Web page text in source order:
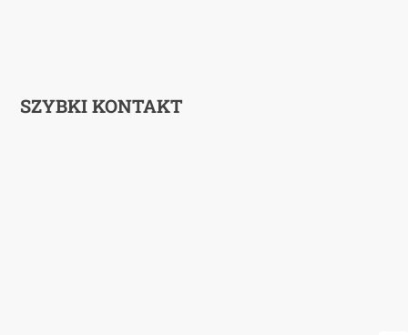
SZYBKI KONTAKT